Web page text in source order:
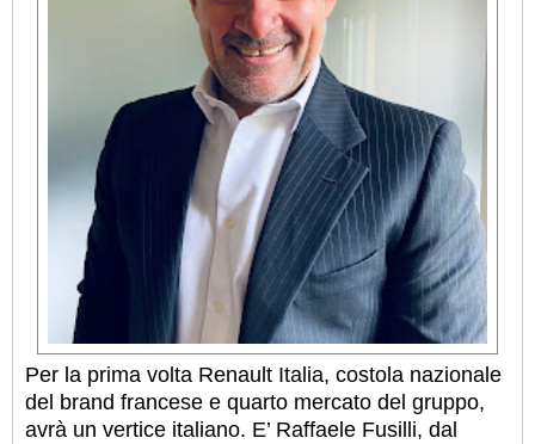
Per la prima volta Renault Italia, costola nazionale
del brand francese e quarto mercato del gruppo,
avrà un vertice italiano. E’ Raffaele Fusilli, dal